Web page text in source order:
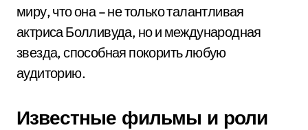
миру, что она – не только талантливая
актриса Болливуда, но и международная
звезда, способная покорить любую
аудиторию.
Известные фильмы и роли